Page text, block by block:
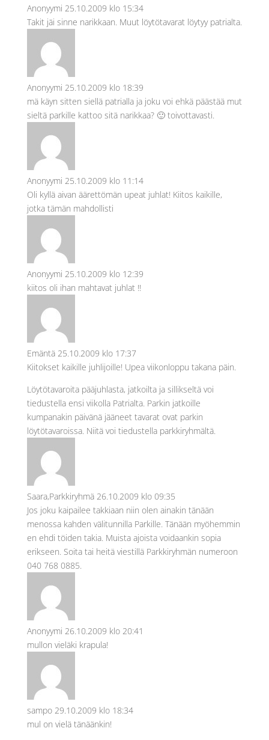
Anonyymi 25.10.2009 klo 15:34
Takit jäi sinne narikkaan. Muut löytötavarat löytyy patrialta.
Anonyymi 25.10.2009 klo 18:39
mä käyn sitten siellä patrialla ja joku voi ehkä päästää mut
sieltä parkille kattoo sitä narikkaa? 🙂 toivottavasti.
Anonyymi 25.10.2009 klo 11:14
Oli kyllä aivan äärettömän upeat juhlat! Kiitos kaikille,
jotka tämän mahdollisti
Anonyymi 25.10.2009 klo 12:39
kiitos oli ihan mahtavat juhlat !!
Emäntä 25.10.2009 klo 17:37
Kiitokset kaikille juhlijoille! Upea viikonloppu takana päin.
Löytötavaroita pääjuhlasta, jatkoilta ja sillikseltä voi
tiedustella ensi viikolla Patrialta. Parkin jatkoille
kumpanakin päivänä jääneet tavarat ovat parkin
löytötavaroissa. Niitä voi tiedustella parkkiryhmältä.
Saara,Parkkiryhmä 26.10.2009 klo 09:35
Jos joku kaipailee takkiaan niin olen ainakin tänään
menossa kahden välitunnilla Parkille. Tänään myöhemmin
en ehdi töiden takia. Muista ajoista voidaankin sopia
erikseen. Soita tai heitä viestillä Parkkiryhmän numeroon
040 768 0885.
Anonyymi 26.10.2009 klo 20:41
mullon vieläki krapula!
sampo 29.10.2009 klo 18:34
mul on vielä tänäänkin!